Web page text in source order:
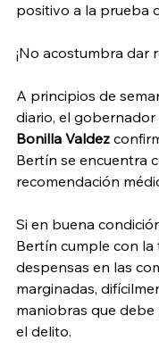
positivo a la prueba
¡No acostumbra dar
A principios de
diario, el gobernador
Bonilla Valdez
Bertín se encuentra
recomendación
Si en buena
Bertín cumple con
despensas en las
marginadas,
maniobras que
el delito.